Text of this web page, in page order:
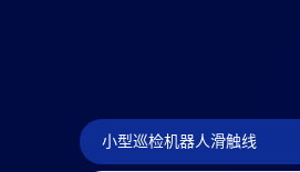
小型巡检机器人滑触线